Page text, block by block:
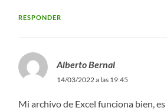
RESPONDER
Alberto Bernal
14/03/2022 a las 19:45
Mi archivo de Excel funciona bien,